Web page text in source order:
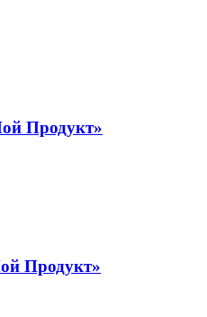
Продукт»
Продукт»